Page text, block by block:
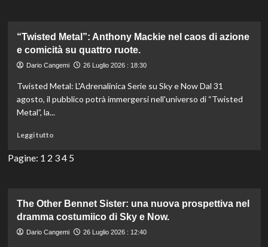
thriller
mozzafiato
ti
incollato
ai
binari
tensione
“Twisted Metal”: Anthony Mackie nel caos di azione
e comicità su quattro ruote.
Dario Cangemi 26 Luglio 2026 : 18:30
Twisted Metal: L'Adrenalinica Serie su Sky e Now Dal 31
agosto, il pubblico potrà immergersi nell'universo di “Twisted
Metal”, la...
Leggi tuttoLeggi
più
Anthony
Mackie
caos
Pagine: 1 2 34 5
The Other Bennet Sister: una nuova prospettiva nel
dramma costumiico di Sky e Now.
Dario Cangemi 26 Luglio 2026 : 12:40